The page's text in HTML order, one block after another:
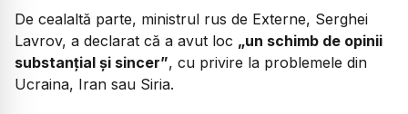
De cealaltă parte, ministrul rus de Externe, Serghei
Lavrov, a declarat că a avut loc „un schimb de opinii
substanțial și sincer”, cu privire la problemele din
Ucraina, Iran sau Siria.